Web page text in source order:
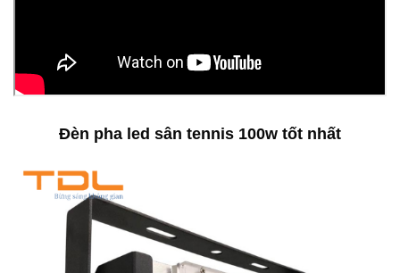
Đèn pha led sân tennis 100w tốt nhất